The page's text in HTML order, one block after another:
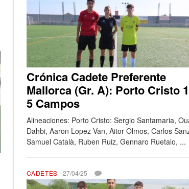
Crónica Cadete Preferente
Mallorca (Gr. A): Porto Cristo
5 Campos
Alineaciones: Porto Cristo: Sergio Santamaria,
Dahbi, Aaron Lopez Van, Aitor Olmos, Carlos
Samuel Català, Ruben Ruiz, Gennaro Ruetalo, ...
CADETES -27/04/25 -